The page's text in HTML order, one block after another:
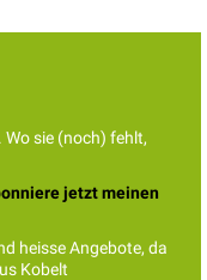
sie (noch) fehlt,
jetzt meinen
heisse Angebote, da
Kobelt